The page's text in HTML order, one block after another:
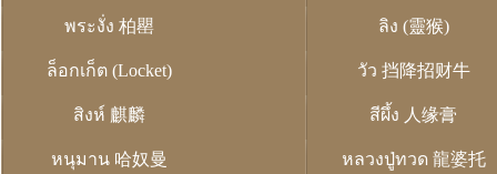
พระงั่ง 柏罌 ลิง (靈猴)
ล็อกเก็ต (Locket) วัว 挡降招财牛
สิงห์ 麒麟 สีผึ้ง 人缘膏
หนุมาน 哈奴曼 หลวงปู่ทวด 龍婆托